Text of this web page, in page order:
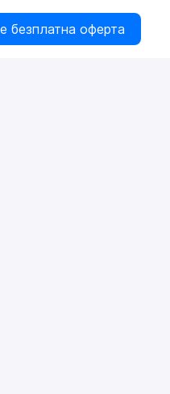
безплатна оферта